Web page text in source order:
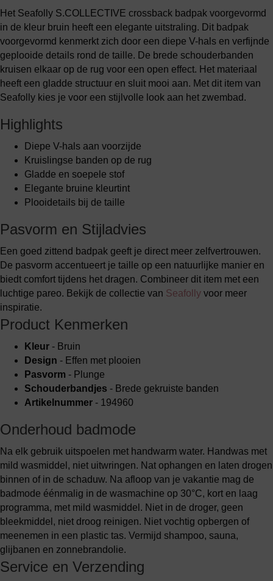
Het Seafolly S.COLLECTIVE crossback badpak voorgevormd
in de kleur bruin heeft een elegante uitstraling. Dit badpak
voorgevormd kenmerkt zich door een diepe V-hals en verfijnde
geplooide details rond de taille. De brede schouderbanden
kruisen elkaar op de rug voor een open effect. Het materiaal
heeft een gladde structuur en sluit mooi aan. Met dit item van
Seafolly kies je voor een stijlvolle look aan het zwembad.
Highlights
Diepe V-hals aan voorzijde
Kruislingse banden op de rug
Gladde en soepele stof
Elegante bruine kleurtint
Plooidetails bij de taille
Pasvorm en Stijladvies
Een goed zittend badpak geeft je direct meer zelfvertrouwen.
De pasvorm accentueert je taille op een natuurlijke manier en
biedt comfort tijdens het dragen. Combineer dit item met een
luchtige pareo. Bekijk de collectie van Seafolly voor meer
inspiratie.
Product Kenmerken
Kleur - Bruin
Design - Effen met plooien
Pasvorm - Plunge
Schouderbandjes - Brede gekruiste banden
Artikelnummer - 194960
Onderhoud badmode
Na elk gebruik uitspoelen met handwarm water. Handwas met
mild wasmiddel, niet uitwringen. Nat ophangen en laten drogen
binnen of in de schaduw. Na afloop van je vakantie mag de
badmode éénmalig in de wasmachine op 30°C, kort en laag
programma, met mild wasmiddel. Niet in de droger, geen
bleekmiddel, niet droog reinigen. Niet vochtig opbergen of
meenemen in een plastic tas. Vermijd shampoo, sauna,
glijbanen en zonnebrandolie.
Service en Verzending